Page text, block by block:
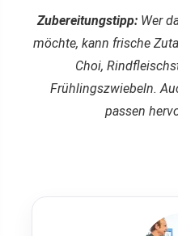
Zubereitungstipp: Wer
möchte, kann frische
Choi,
Frühlingszwiebeln.
passen